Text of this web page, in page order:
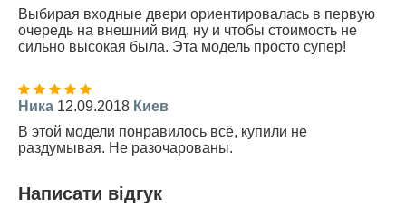
Выбирая входные двери ориентировалась в первую
очередь на внешний вид, ну и чтобы стоимость не
сильно высокая была. Эта модель просто супер!
Ника 12.09.2018 Киев
В этой модели понравилось всё, купили не
раздумывая. Не разочарованы.
Написати відгук